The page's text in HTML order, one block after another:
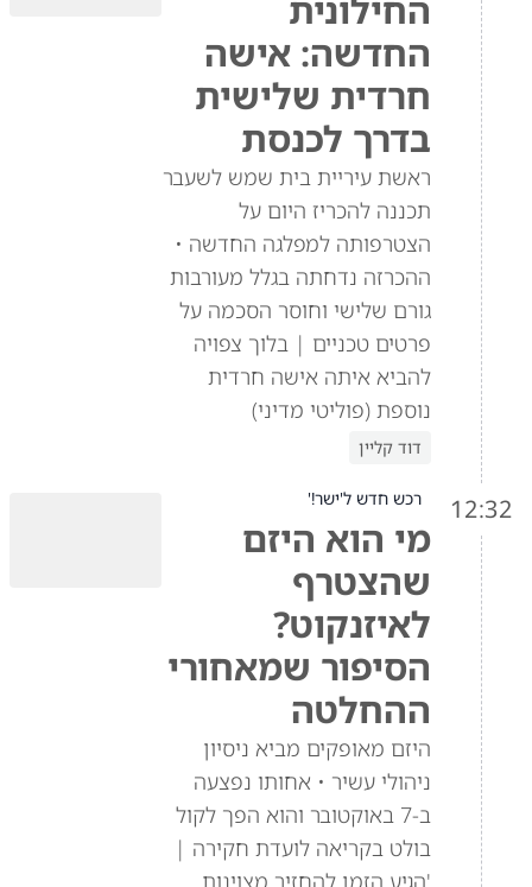
החילונית
החדשה: אישה
חרדית שלישית
בדרך לכנסת
ראשת עיריית בית שמש לשעבר
תכננה להכריז היום על
הצטרפותה למפלגה החדשה •
ההכרזה נדחתה בגלל מעורבות
גורם שלישי וחוסר הסכמה על
פרטים טכניים | בלוך צפויה
להביא איתה אישה חרדית
נוספת (פוליטי מדיני)
דוד קליין
12:32 רכש חדש ל'ישר!'
מי הוא היזם
שהצטרף
לאיזנקוט?
הסיפור שמאחורי
ההחלטה
היזם מאופקים מביא ניסיון
ניהולי עשיר • אחותו נפצעה
ב-7 באוקטובר והוא הפך לקול
בולט בקריאה לועדת חקירה |
'הגיע הזמן להחזיר מצוינות